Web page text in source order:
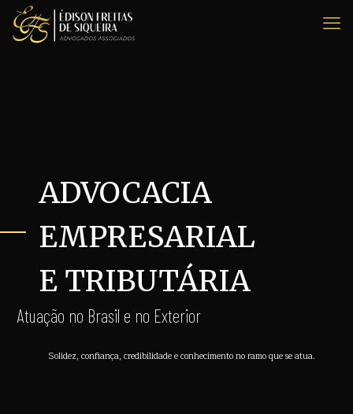
ADVOCACIA
EMPRESARIAL
E TRIBUTÁRIA
Solidez, confiança, credibilidade e conhecimento no ramo que se atua.
Atuação no Brasil e no Exterior